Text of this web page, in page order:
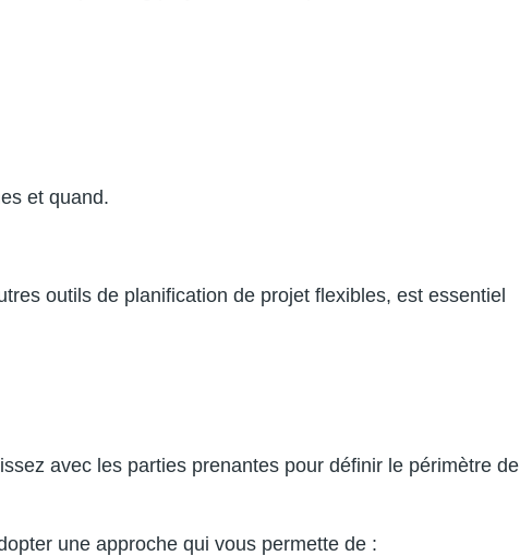
et quand.
outils de planification de projet flexibles, est essentiel
avec les parties prenantes pour définir le périmètre de
une approche qui vous permette de :